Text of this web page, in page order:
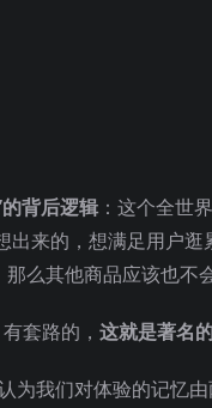
背后逻辑 ：这个全世
来的，想满足用户
么其他商品应该也不
套路的， 这就是著名
为我们对体验的记忆